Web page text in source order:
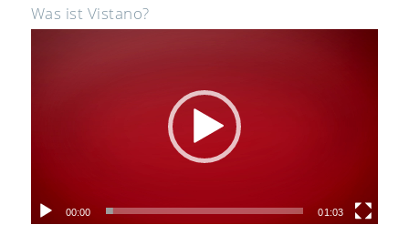
Was ist Vistano?
00:00 01:03